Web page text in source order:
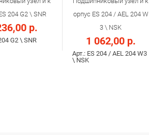
204 G2 \ SNR
р.
G2 \ SNR
орпус ES 204 / AEL 204 W
3 \ NSK
1 062,00 р.
Арт.: ES 204 / AEL 204 W3
\ NSK